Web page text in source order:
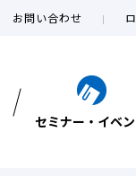
お問い合わせ
セミナー・イベ